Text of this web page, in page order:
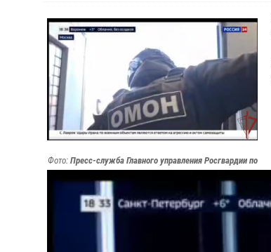
Фото: Пресс-служба Главного управления Росгвардии по